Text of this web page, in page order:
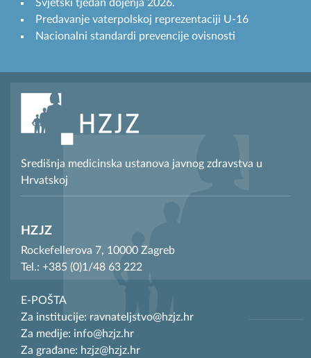
Svjetski tjedan dojenja 2026.
Predavanje vaterpolskoj reprezentaciji U-16
Nacionalni standardi prevencije ovisnosti
Središnja medicinska ustanova javnog zdravstva u
Hrvatskoj
HZJZ
Rockefellerova 7, 10000 Zagreb
Tel.: +385 (0)1/48 63 222
E-POŠTA
Za institucije: ravnateljstvo@hzjz.hr
Za medije: info@hzjz.hr
Za građane: hzjz@hzjz.hr